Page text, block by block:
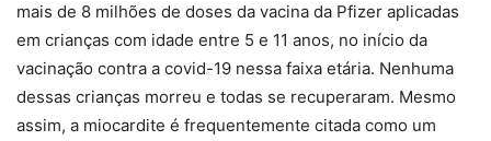
mais de 8 milhões de doses da vacina da Pfizer aplicadas
em crianças com idade entre 5 e 11 anos, no início da
vacinação contra a covid-19 nessa faixa etária. Nenhuma
dessas crianças morreu e todas se recuperaram. Mesmo
assim, a miocardite é frequentemente citada como um